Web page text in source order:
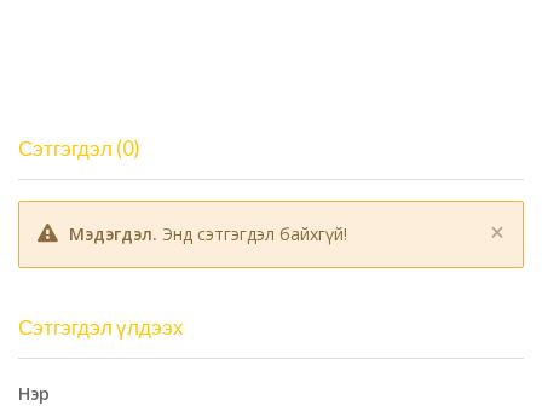
Сэтгэгдэл (0)
×
Мэдэгдэл. Энд сэтгэгдэл байхгүй!
Сэтгэгдэл үлдээх
Нэр